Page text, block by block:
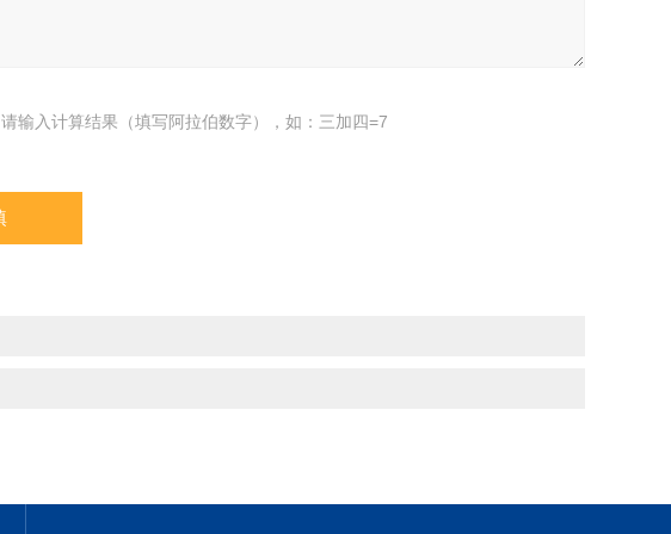
请输入计算结果（填写阿拉伯数字），如：三加四=7